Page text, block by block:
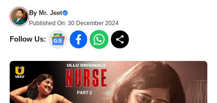
By Mr. Jeet
Published On: 30 December 2024
Follow Us: